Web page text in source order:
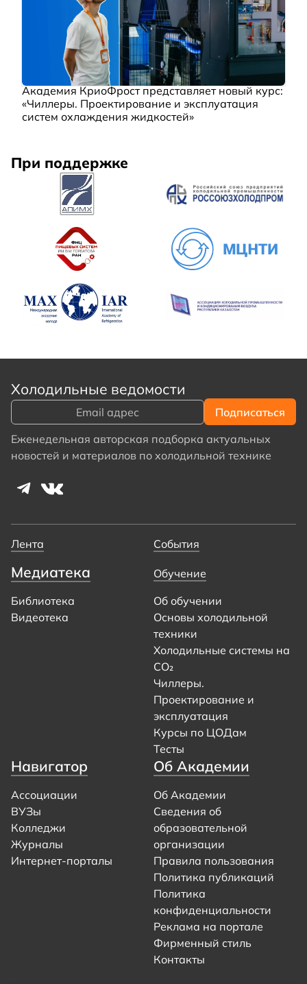
Академия КриоФрост представляет новый курс:
«Чиллеры. Проектирование и эксплуатация
систем охлаждения жидкостей»
При поддержке
Холодильные ведомости
Еженедельная авторская подборка актуальных
новостей и материалов по холодильной технике
Лента События
Медиатека
Библиотека
Видеотека
Обучение
Об обучении
Основы холодильной
техники
Холодильные системы на
CO₂
Чиллеры.
Проектирование и
эксплуатация
Курсы по ЦОДам
Тесты
Навигатор
Ассоциации
ВУЗы
Колледжи
Журналы
Интернет-порталы
Об Академии
Об Академии
Сведения об
образовательной
организации
Правила пользования
Политика публикаций
Политика
конфиденциальности
Реклама на портале
Фирменный стиль
Контакты